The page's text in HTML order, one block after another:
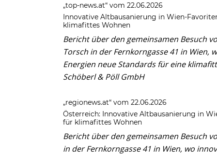
„top-news.at“ vom 22.06.2026
Innovative Altbausanierung in Wien-
klimafittes Wohnen
Bericht über den gemeinsamen Besuch
Torsch in der Fernkorngasse 41 in
Energien neue Standards für eine
Schöberl & Pöll GmbH
„regionews.at“ vom 22.06.2026
Österreich: Innovative Altbausanierung in
für klimafittes Wohnen
Bericht über den gemeinsamen Besuch
in der Fernkorngasse 41 in Wien, wo